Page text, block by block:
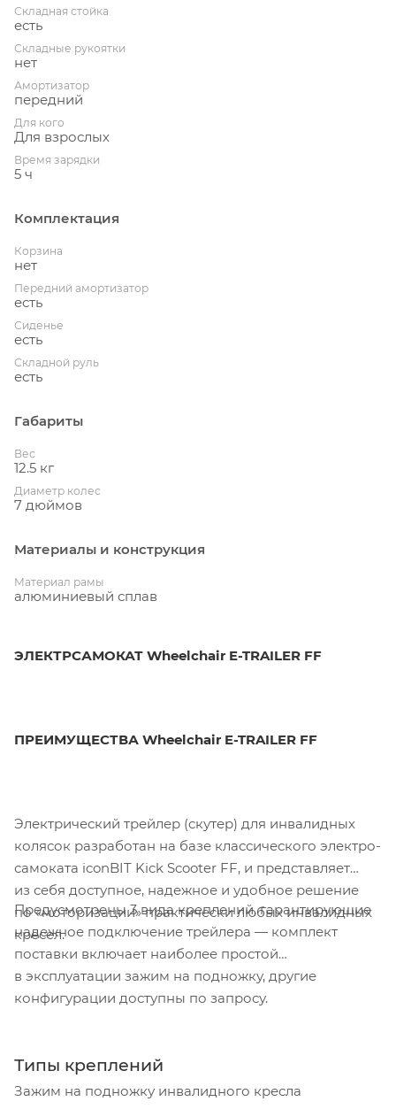
Складная стойка
есть
Складные рукоятки
нет
Амортизатор
передний
Для кого
Для взрослых
Время зарядки
5 ч
Комплектация
Корзина
нет
Передний амортизатор
есть
Сиденье
есть
Складной руль
есть
Габариты
Вес
12.5 кг
Диаметр колес
7 дюймов
Материалы и конструкция
Материал рамы
алюминиевый сплав
ЭЛЕКТРСАМОКАТ Wheelchair E-TRAILER FF
ПРЕИМУЩЕСТВА Wheelchair E-TRAILER FF
Электрический трейлер (скутер) для инвалидных
колясок разработан на базе классического электро-
самоката iconBIT Kick Scooter FF, и представляет
из себя доступное, надежное и удобное решение
по «моторизации» практически любых инвалидных
кресел.
Предусмотрены 3 вида креплений, гарантирующие
надежное подключение трейлера — комплект
поставки включает наиболее простой
в эксплуатации зажим на подножку, другие
конфигурации доступны по запросу.
Типы креплений
Зажим на подножку инвалидного кресла